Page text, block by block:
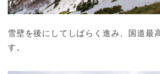
雪壁を後にしてしばらく進み、国道最
す。